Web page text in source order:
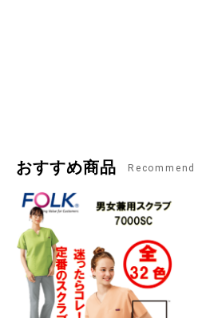
おすすめ商品 Recommend